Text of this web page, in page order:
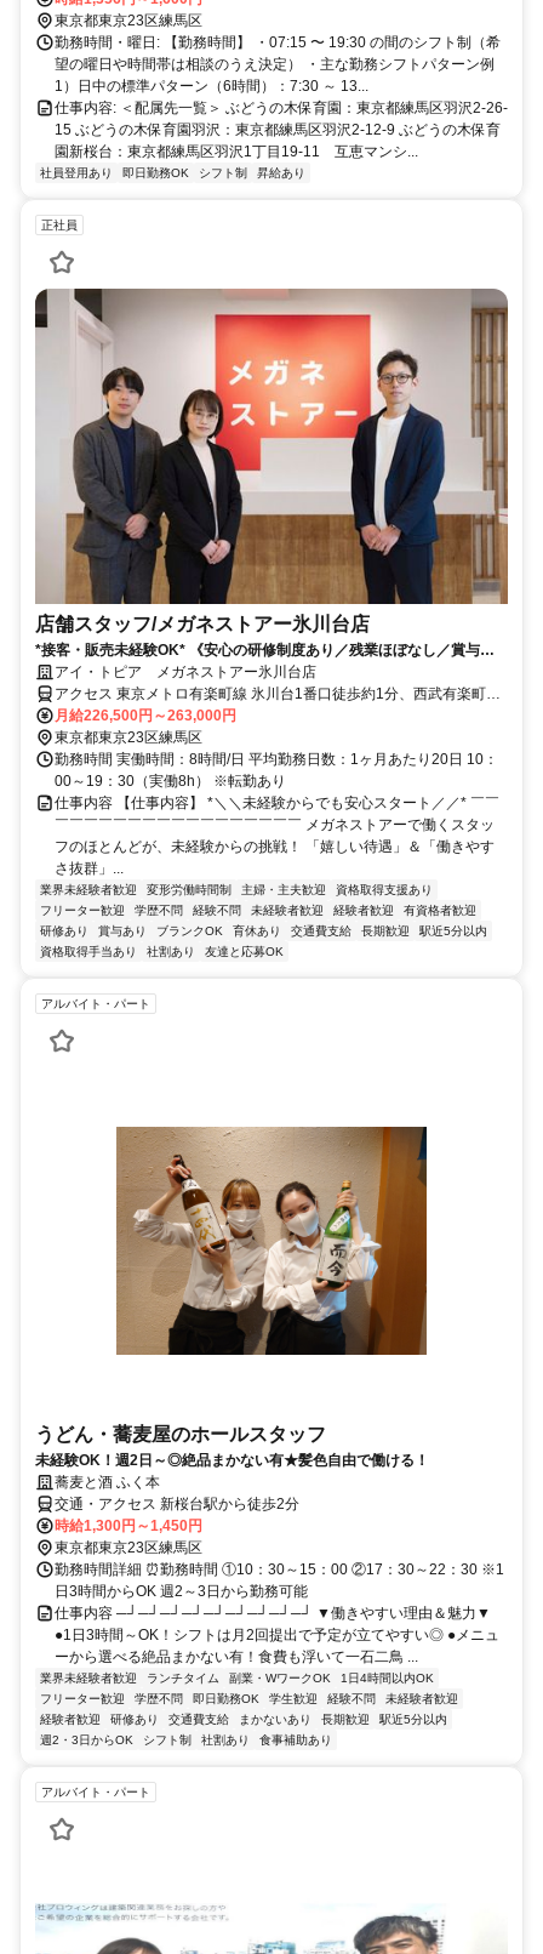
駅」から徒歩11分
東京都東京23区練馬区
勤務時間・曜日: 【勤務時間】 ・07:15 〜 19:30 の間のシフト制（希
望の曜日や時間帯は相談のうえ決定） ・主な勤務シフトパターン例
1）日中の標準パターン（6時間）：7:30 ～ 13...
仕事内容: ＜配属先一覧＞ ぶどうの木保育園：東京都練馬区羽沢2-26-
15 ぶどうの木保育園羽沢：東京都練馬区羽沢2-12-9 ぶどうの木保育
園新桜台：東京都練馬区羽沢1丁目19-11 互恵マンシ...
社員登用あり 即日勤務OK シフト制 昇給あり
正社員
店舗スタッフ/メガネストアー氷川台店
*接客・販売未経験OK* 《安心の研修制度あり／残業ほぼなし／賞与年2
回／インセンティブあり》
アイ・トピア メガネストアー氷川台店
アクセス 東京メトロ有楽町線 氷川台1番口徒歩約1分、西武有楽町線
新桜台1番口徒歩約14分、東京メトロ有楽町線/東京メトロ副都心線
平和台（東京都）2番口(エレベータ)徒歩約16分 ミリオンアネックス
氷川台 1F
月給226,500円～263,000円
東京都東京23区練馬区
勤務時間 実働時間：8時間/日 平均勤務日数：1ヶ月あたり20日 10：
00～19：30（実働8h） ※転勤あり
仕事内容 【仕事内容】 *＼＼未経験からでも安心スタート／／* ￣￣
￣￣￣￣￣￣￣￣￣￣￣￣￣￣￣￣￣ メガネストアーで働くスタッ
フのほとんどが、未経験からの挑戦！ 「嬉しい待遇」＆「働きやす
さ抜群」...
業界未経験者歓迎 変形労働時間制 主婦・主夫歓迎
資格取得支援あり
フリーター歓迎
学歴不問 経験不問 未経験者歓迎 経験者歓迎
有資格者歓迎
研修あり
賞与あり ブランクOK 育休あり 交通費支給 長期歓迎
駅近5分以内
資格取得手当あり
社割あり 友達と応募OK
アルバイト・パート
うどん・蕎麦屋のホールスタッフ
未経験OK！週2日～◎絶品まかない有★髪色自由で働ける！
蕎麦と酒 ふく本
交通・アクセス 新桜台駅から徒歩2分
時給1,300円～1,450円
東京都東京23区練馬区
勤務時間詳細 ⏰勤務時間 ①10：30～15：00 ②17：30～22：30 ※1
日3時間からOK 週2～3日から勤務可能
仕事内容 ─┘─┘─┘─┘─┘─┘─┘─┘─┘ ▼働きやすい理由＆魅力▼
●1日3時間～OK！シフトは月2回提出で予定が立てやすい◎ ●メニュ
ーから選べる絶品まかない有！食費も浮いて一石二鳥 ...
業界未経験者歓迎 ランチタイム 副業・WワークOK
1日4時間以内OK
フリーター歓迎
学歴不問 即日勤務OK 学生歓迎 経験不問
未経験者歓迎
経験者歓迎
研修あり 交通費支給 まかないあり 長期歓迎
駅近5分以内
週2・3日からOK
シフト制 社割あり 食事補助あり
アルバイト・パート